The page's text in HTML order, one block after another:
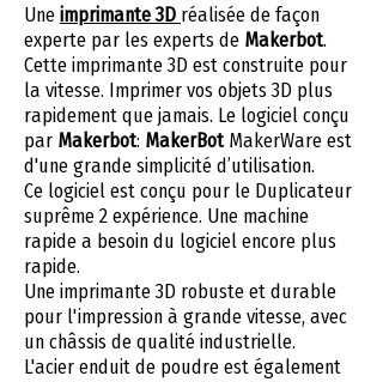
Uneimprimante 3D réalisée de façon
experte par les experts de Makerbot.
Cette imprimante 3D est construite pour
la vitesse. Imprimer vos objets 3D plus
rapidement que jamais. Le logiciel conçu
par Makerbot: MakerBotMakerWare est
d'une grande simplicité d’utilisation.
Ce logiciel est conçu pour le Duplicateur
suprême 2 expérience. Une machine
rapide a besoin du logiciel encore plus
rapide.
Une imprimante 3D robuste et durable
pour l'impression à grande vitesse, avec
un châssis de qualité industrielle.
L'acier enduit de poudre est également